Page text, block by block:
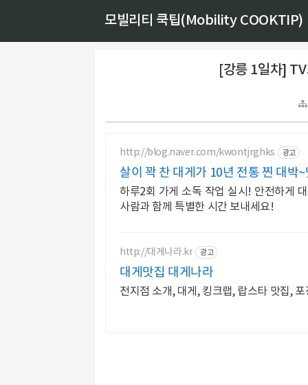
모빌리티 쿡팁(Mobility COOKTIP)
[강릉 1일차]
http://blog.naver.com/kwontjrghks 광고
살이 꽉 찬 대게가 10년 전통 찐 대박
하루2회 가게 소독 작업 실시! 안전하게
사람과 함께 특별한 시간 보내세요!
http://대게나라.kr 광고
대게맛집 대게나라
전지점 소개, 대게, 킹크랩, 랍스타 맛집,